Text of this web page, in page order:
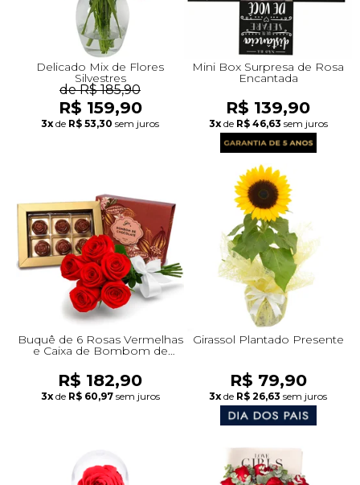
Delicado Mix de Flores
Silvestres
de R$ 185,90
R$ 159,90
3x de R$ 53,30 sem juros
Mini Box Surpresa de Rosa
Encantada
R$ 139,90
3x de R$ 46,63 sem juros
Buquê de 6 Rosas Vermelhas
e Caixa de Bombom de
R$ 182,90
3x de R$ 60,97 sem juros
Girassol Plantado Presente
R$ 79,90
3x de R$ 26,63 sem juros